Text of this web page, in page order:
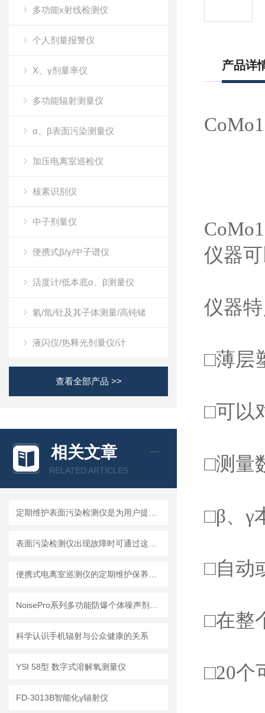
多功能x射线检测仪
个人剂量报警仪
X、γ剂量率仪
多功能辐射测量仪
α、β表面污染测量仪
加压电离室巡检仪
核素识别仪
中子剂量仪
便携式β/γ/中子谱仪
活度计/低本底α、β测量仪
氡/氚/钍及其子体测量/高钝锗
液闪仪/热释光剂量仪/计
查看全部产品 >>
相关文章
RELATED ARTICLES
科学认识手机辐射与公众健康的关系
YSI 58型 数字式溶解氧测量仪
FD-3013B智能化γ辐射仪
产品详
仪器
仪器
□薄层
□可以
□测量
□β、γ
□自动
□在整
□20个